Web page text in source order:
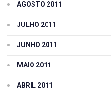
AGOSTO 2011
JULHO 2011
JUNHO 2011
MAIO 2011
ABRIL 2011